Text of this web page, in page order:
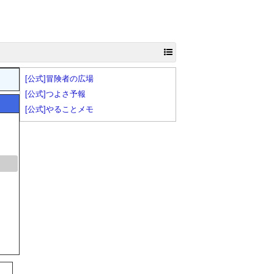
[公式]冒険者の広場
[公式]つよさ予報
[公式]やることメモ